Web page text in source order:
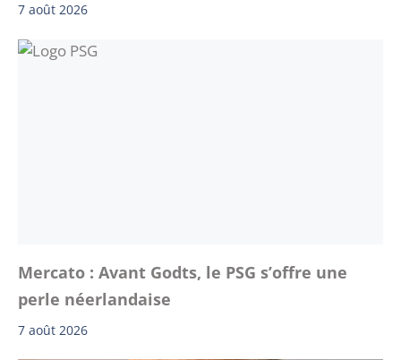
7 août 2026
Mercato : Avant Godts, le PSG s’offre une
perle néerlandaise
7 août 2026